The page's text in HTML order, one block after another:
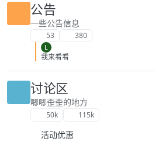
公告
一些公告信息
53 380
L
我来看看
讨论区
唧唧歪歪的地方
50k 115k
活动优惠